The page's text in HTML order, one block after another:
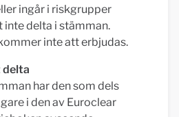
ingår i riskgrupper
inte delta i stämman.
inte att erbjudas.
delta
har den som dels
i den av Euroclear